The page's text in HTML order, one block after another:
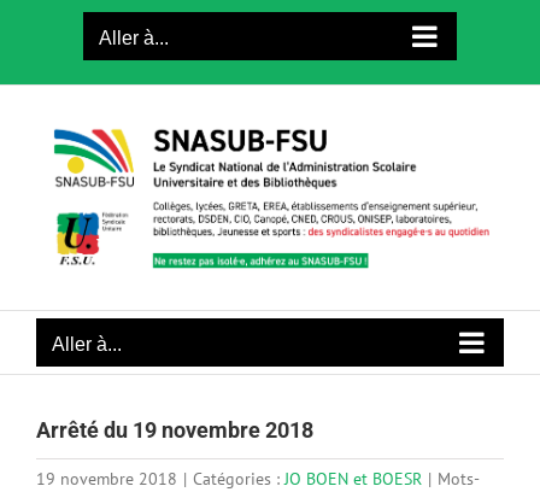
Aller à...
Aller à...
Arrêté du 19 novembre 2018
19 novembre 2018 | Catégories : JO BOEN et BOESR | Mots-